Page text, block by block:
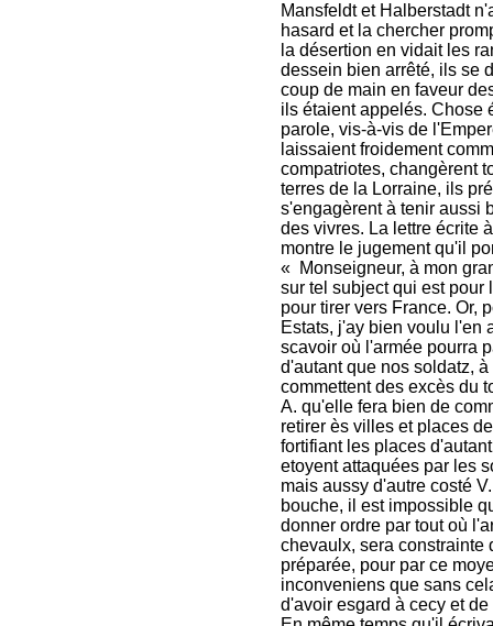
Mansfeldt et Halberstadt
hasard et la chercher
la désertion en vidait les
dessein bien arrêté, ils se
coup de main en faveur
ils étaient appelés. Chose
parole, vis-à-vis de
laissaient froidement
compatriotes, changèrent
terres de la Lorraine, ils
s'engagèrent à tenir aussi
des vivres. La lettre écrite
montre le jugement qu'il
« Monseigneur, à mon
sur tel subject qui est pour
pour tirer vers France. Or,
Estats, j'ay bien voulu l'en
scavoir où l'armée pourra
d'autant que nos soldatz,
commettent des excès du
A. qu'elle fera bien de
retirer ès villes et places
fortifiant les places
etoyent attaquées par les
mais aussy d'autre costé
bouche, il est impossible
donner ordre par tout où
chevaulx, sera constrainte
préparée, pour par ce
inconveniens que sans
d'avoir esgard à cecy et